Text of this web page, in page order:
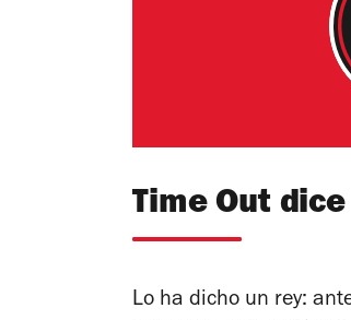
Time Out dice
Lo ha dicho un rey: